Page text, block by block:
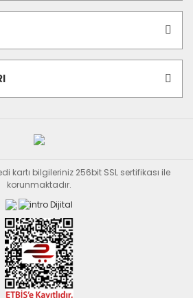
kartı bilgileriniz 256bit SSL sertifikası ile
korunmaktadır.